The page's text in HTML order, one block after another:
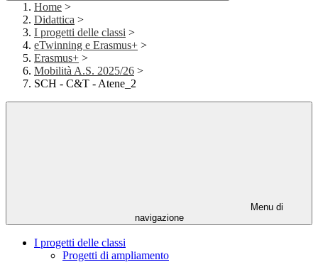
Home >
Didattica >
I progetti delle classi >
eTwinning e Erasmus+ >
Erasmus+ >
Mobilità A.S. 2025/26 >
SCH - C&T - Atene_2
Menu di
navigazione
I progetti delle classi
Progetti di ampliamento